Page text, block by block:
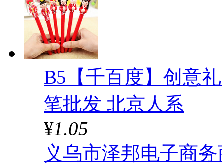
B5【千百度】创意
笔批发 北京人系
¥1.05
义乌市泽邦电子商